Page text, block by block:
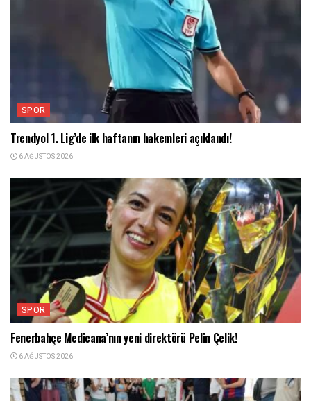
SPOR
Trendyol 1. Lig’de ilk haftanın hakemleri açıklandı!
6 AĞUSTOS 2026
SPOR
Fenerbahçe Medicana’nın yeni direktörü Pelin Çelik!
6 AĞUSTOS 2026